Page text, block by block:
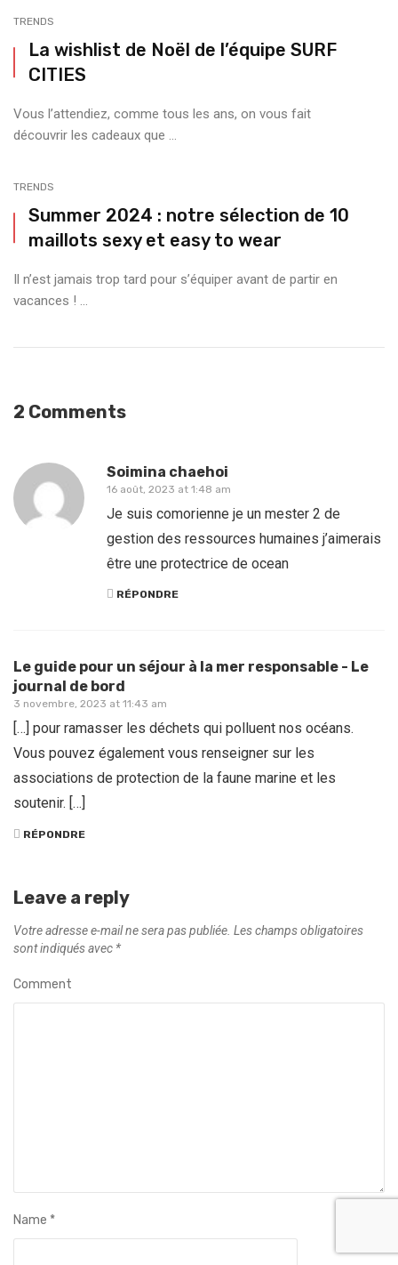
TRENDS
La wishlist de Noël de l’équipe SURF
CITIES
Vous l’attendiez, comme tous les ans, on vous fait
découvrir les cadeaux que ...
TRENDS
Summer 2024 : notre sélection de 10
maillots sexy et easy to wear
Il n’est jamais trop tard pour s’équiper avant de partir en
vacances ! ...
2 Comments
Soimina chaehoi
16 août, 2023 at 1:48 am
Je suis comorienne je un mester 2 de
gestion des ressources humaines j’aimerais
être une protectrice de ocean
RÉPONDRE
Le guide pour un séjour à la mer responsable - Le
journal de bord
3 novembre, 2023 at 11:43 am
[…] pour ramasser les déchets qui polluent nos océans.
Vous pouvez également vous renseigner sur les
associations de protection de la faune marine et les
soutenir. […]
RÉPONDRE
Leave a reply
Votre adresse e-mail ne sera pas publiée. Les champs obligatoires
sont indiqués avec *
Comment
Name *